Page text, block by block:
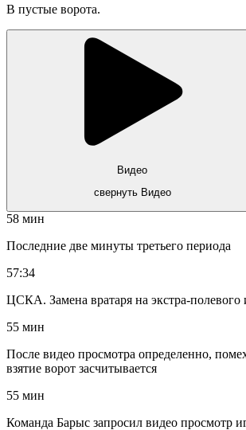
В пустые ворота.
Видео
свернуть Видео
58 мин
Последние две минуты третьего периода
57:34
ЦСКА. Замена вратаря на экстра-полевого
55 мин
После видео просмотра определенно,
взятие ворот засчитывается
55 мин
Команда Барыс запросил видео просмотр